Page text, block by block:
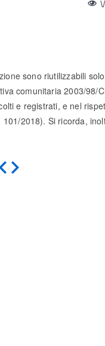
sono riutilizzabili
comunitaria 2003/98/
e registrati, e nel
2018). Si ricorda,
Indietro